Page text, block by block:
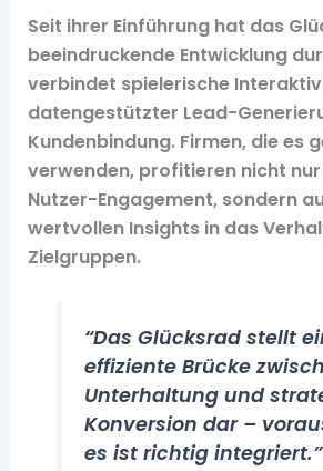
Seit ihrer Einführung hat das
beeindruckende Entwicklung
verbindet spielerische
datengestützter Lead-
Kundenbindung. Firmen, die es
verwenden, profitieren nicht
Nutzer-Engagement, sondern
wertvollen Insights in das
Zielgruppen.
“Das Glücksrad stellt
effiziente Brücke
Unterhaltung und
Konversion dar –
es ist richtig